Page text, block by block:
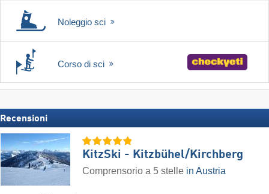
Noleggio sci
Corso di sci
Recensioni
KitzSki - Kitzbühel/​Kirchberg
Comprensorio a 5 stelle in Austria